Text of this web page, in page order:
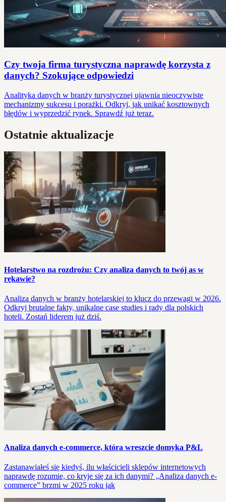
Czy twoja firma turystyczna naprawdę korzysta z
danych? Szokujące odpowiedzi
Analityka danych w branży turystycznej ujawnia nieoczywiste
mechanizmy sukcesu i porażki. Odkryj, jak unikać kosztownych
błędów i wyprzedzić rynek. Sprawdź już teraz.
Ostatnie aktualizacje
Hotelarstwo na rozdrożu: Czy analiza danych to twój as w
rękawie?
Analiza danych w branży hotelarskiej to klucz do przewagi w 2026.
Odkryj brutalne fakty, unikalne case studies i rady dla polskich
hoteli. Zostań liderem już dziś.
Analiza danych e‑commerce, która wreszcie domyka P&L
Zastanawiałeś się kiedyś, ilu właścicieli sklepów internetowych
naprawdę rozumie, co kryje się za ich danymi? „Analiza danych e-
commerce” brzmi w 2025 roku jak